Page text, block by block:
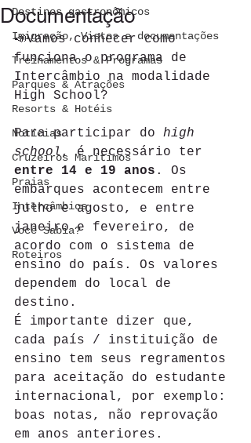
Destinos gastronômicos
Imigração, Vistos e documentações
Treinamentos & Programas
Parques & Atrações
Resorts & Hotéis
Notícias
Cruzeiros Marítimos
Praias
Intercâmbios
Você Sabia?
Roteiros
Documentação
📣Vamos conhecer como
funciona o programa de
Intercâmbio na modalidade
High School?
Para participar do high
school, é necessário ter
entre 14 e 19 anos . Os
embarques acontecem entre
julho e agosto, e entre
janeiro e fevereiro, de
acordo com o sistema de
ensino do país. Os valores
dependem do local de
destino.
É importante dizer que,
cada país / instituição de
ensino tem seus regramentos
para aceitação do estudante
internacional, por exemplo:
boas notas, não reprovação
em anos anteriores.